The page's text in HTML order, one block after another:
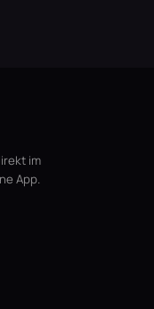
im
App.